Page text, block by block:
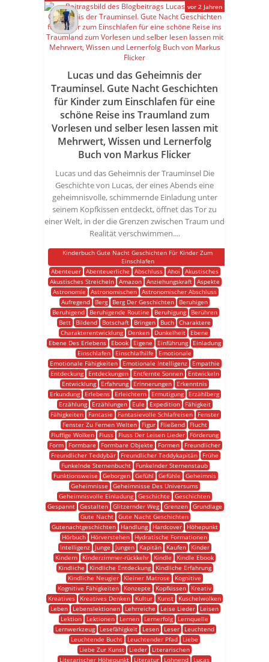
Lucas und das Geheimnis der
Trauminsel. Gute Nacht Geschichten
für Kinder zum Einschlafen für eine
schöne Reise ins Traumland zum
Vorlesen und selber lesen lassen mit
Mehrwert, Wissen und Lernerfolg
Buch von Markus Flicker
Lucas und das Geheimnis der Trauminsel Die
Geschichte von Lucas, der eines Abends eine
geheimnisvolle, schimmernde Einladung unter
seinem Kopfkissen entdeckt, öffnet das Tor zu
einer Welt, in der die Grenzen zwischen Traum und
Realität verschwimmen....
Kinderbuch Gute Nacht Geschichten Für Kinder Zum
Einschlafen
Abenteuer
Abenteuerliche Abschluss Ahoi
Akustisches
Akustisches Streicheln
Amazon Anziehungskraft
Aspekte
Astronomie
Astronomischen
Astronomischer Abschluss
Aufregend
Berg Berg Der Geschichten
Beruhigen
Beruhigend
Beruhigende Routine Beruhigung
Berühren
Bett
Bildend Botschaft Bringen Buch
Charaktere
Charakterentwicklung
Denken Dunkelheit
Ebene
Ebene Des Erlebens
Ebook Eigene Einführung
Einladung
Einschlafen
Einschlafhilfe
Emotionale
Emotionale Fähigkeiten
Emotionale Intelligenz
Empathie
Entdeckung
Entdeckungen Entfernte Sonnen
Entwickeln
Entwicklung
Erfahrung Erinnerungen
Erkenntnis
Erkundung
Erlebens Erleichtern Ermutigung
Erzählberg
Erzählung
Erzählungen Eule Expedition
Fähigkeit
Fähigkeiten
Fantasie Fantasievolle Schlafreisen
Fenster
Fenster Zu Fernen Welten
Figur Fließend
Flucht
Fluffige Wolken
Fluss Fluss Der Leisen Lieder
Förderung
Form
Formbare Formbare Objekte Formen
Freundlicher
Freundlicher Teddybär
Freundlicher Teddykapitän
Frühe
Funkelnde Sternenbucht
Funkelnder Sternenstaub
Funktionsweise
Geborgen Gefühl Gefühle
Geheimnis
Geheimnisse
Geheimnisse Des Universums
Geheimnisvolle Einladung Geschichte
Geschichten
Gespannt
Gestalten Glitzernder Weg Grenzen
Grundlage
Gute Nacht Gute Nacht Geschichten
Gutenachtgeschichten
Handlung Hardcover
Höhepunkt
Hörbuch
Hörverstehen
Hydratische Formationen
Intelligenz
Junge Jungen Kapitän Kaufen
Kinder
Kindern
Kinderzimmer-rückkehr Kindle
Kindle Ebook
Kindliche
Kindliche Entdeckung
Kindliche Erfahrung
Kindliche Neugier
Kleiner Matrose
Kognitive
Kognitive Fähigkeiten
Konzepte Kopfkissen
Kreativ
Kreatives
Kreatives Denken Kultur Kunst
Kuschelwolken
Leben
Lebenslektionen Lehrreiche Leise Lieder
Leisen
Lektion
Lektionen Lernen Lernerfolg
Lernquelle
Lernwerkzeug
Lesefähigkeit Lesen Leser
Leuchtend
Leuchtende Bucht
Leuchtender Pfad
Liebe
Liebe Zur Kunst
Lieder
Literarischen
Literarischer Höhepunkt
Literatur Lohnend Lucas
vor 2 Jahren